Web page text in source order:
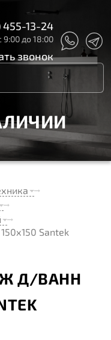
455-13-24
9:00 до 18:00
звонок
Santek
Д/ВАНН